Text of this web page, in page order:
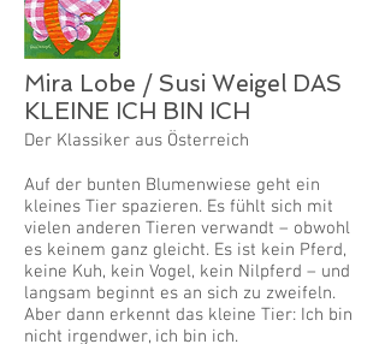
Mira Lobe / Susi Weigel DAS
KLEINE ICH BIN ICH
Der Klassiker aus Österreich
Auf der bunten Blumenwiese geht ein
kleines Tier spazieren. Es fühlt sich mit
vielen anderen Tieren verwandt – obwohl
es keinem ganz gleicht. Es ist kein Pferd,
keine Kuh, kein Vogel, kein Nilpferd – und
langsam beginnt es an sich zu zweifeln.
Aber dann erkennt das kleine Tier: Ich bin
nicht irgendwer, ich bin ich.